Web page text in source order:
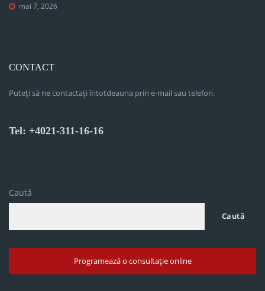
mai 7, 2026
CONTACT
Puteți să ne contactați întotdeauna prin e-mail sau telefon.
Tel: +4021-311-16-16
Caută
Caută
Programează o consultație online